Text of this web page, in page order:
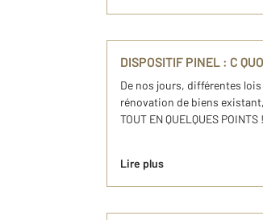
DISPOSITIF PINEL : C
De nos jours, différentes
rénovation de biens existant,
TOUT EN QUELQUES POINTS !
Lire plus